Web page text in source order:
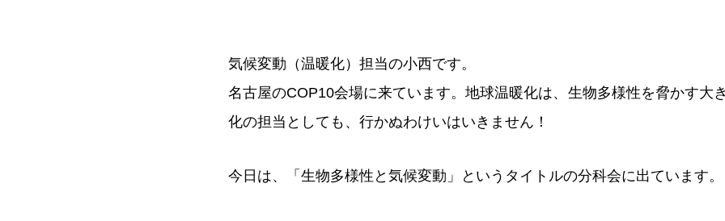
気候変動（温暖化）担当の小西です。
名古屋のCOP10会場に来ています。地球温暖化は、生物多様性を脅かす大
化の担当としても、行かぬわけいはいきません！
今日は、「生物多様性と気候変動」というタイトルの分科会に出ています。